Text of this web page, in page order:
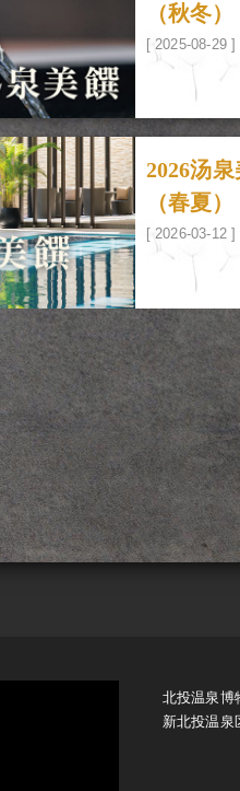
（秋冬）
[ 2025-08-29 ]
2026汤
（春夏）
[ 2026-03-12 ]
北投温泉博
新北投温泉